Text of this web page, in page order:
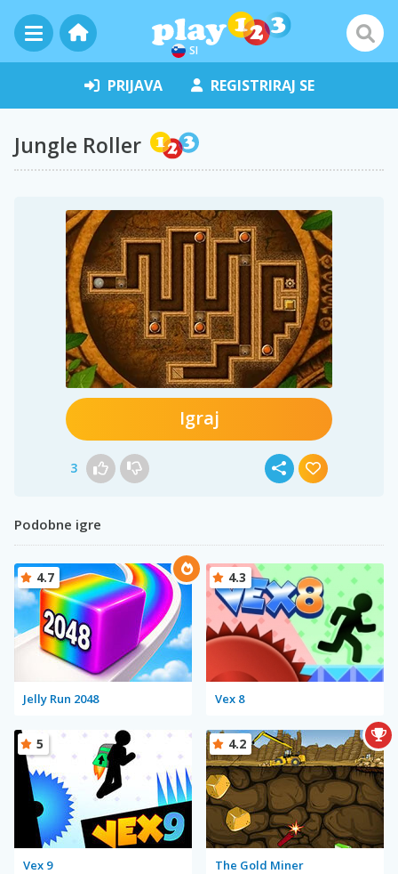
SI
PRIJAVA REGISTRIRAJ SE
Jungle Roller
Igraj
3
Podobne igre
Jelly Run 2048
4.7
Vex 8
4.3
Vex 9
5
The Gold Miner
4.2